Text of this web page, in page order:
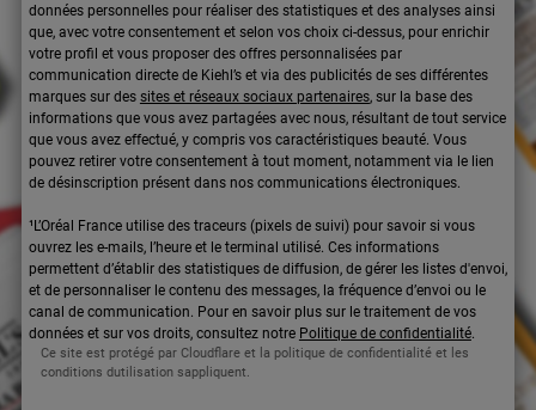
données personnelles pour réaliser des statistiques et des analyses ainsi
que, avec votre consentement et selon vos choix ci-dessus, pour enrichir
votre profil et vous proposer des offres personnalisées par
communication directe de Kiehl’s et via des publicités de ses différentes
marques sur des sites et réseaux sociaux partenaires, sur la base des
informations que vous avez partagées avec nous, résultant de tout service
que vous avez effectué, y compris vos caractéristiques beauté. Vous
pouvez retirer votre consentement à tout moment, notamment via le lien
de désinscription présent dans nos communications électroniques.
¹L’Oréal France utilise des traceurs (pixels de suivi) pour savoir si vous
ouvrez les e-mails, l’heure et le terminal utilisé. Ces informations
permettent d’établir des statistiques de diffusion, de gérer les listes d'envoi,
et de personnaliser le contenu des messages, la fréquence d’envoi ou le
canal de communication. Pour en savoir plus sur le traitement de vos
données et sur vos droits, consultez notre Politique de confidentialité.
Ce site est protégé par Cloudflare et la politique de confidentialité et les
conditions dutilisation sappliquent.